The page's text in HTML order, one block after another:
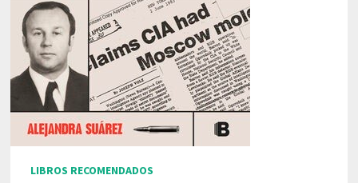
LIBROS RECOMENDADOS